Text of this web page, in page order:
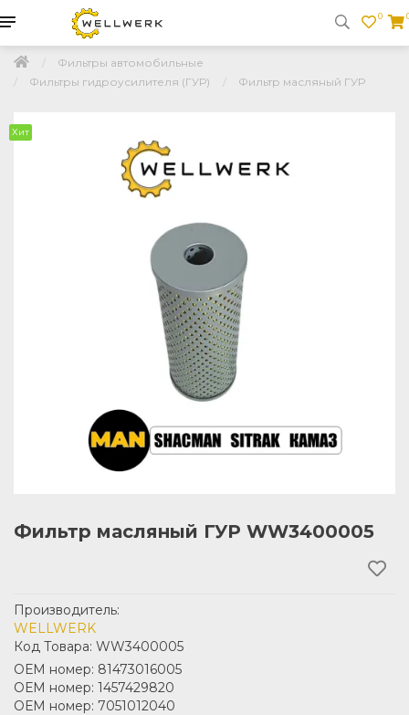
0
Фильтры автомобильные
Фильтры гидроусилителя (ГУР)
Фильтр масляный ГУР
Хит
Фильтр масляный ГУР WW3400005
Производитель:
WELLWERK
Код Товара: WW3400005
ОЕМ номер: 81473016005
ОЕМ номер: 1457429820
ОЕМ номер: 7051012040